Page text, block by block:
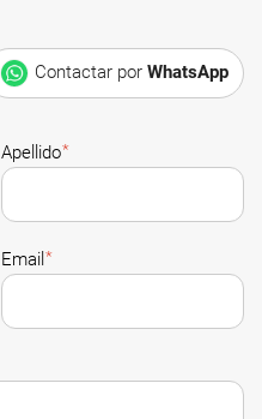
Contactar por WhatsApp
Apellido*
Email *